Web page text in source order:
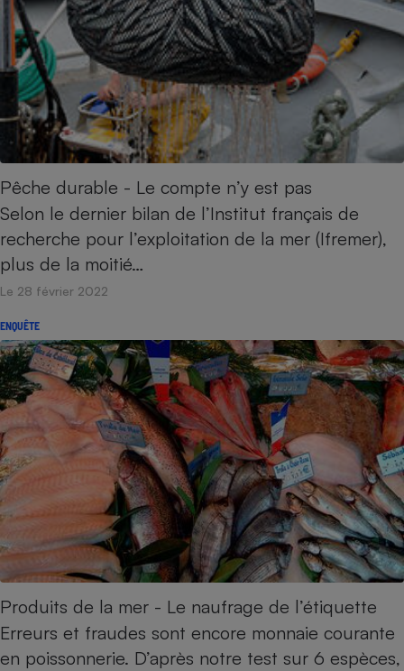
Pêche durable - Le compte n’y est pas
Selon le dernier bilan de l’Institut français de
recherche pour l’exploitation de la mer (Ifremer),
plus de la moitié…
Le 28 février 2022
ENQUÊTE
Produits de la mer - Le naufrage de l’étiquette
Erreurs et fraudes sont encore monnaie courante
en poissonnerie. D’après notre test sur 6 espèces,